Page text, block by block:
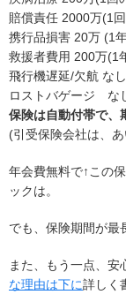
賠償責任 2000万(1
携行品損害 20万 (1
救援者費用 200万(1
飛行機遅延/欠航 なし
ロストバゲージ な
保険は自動付帯で、
(引受保険会社は、
年会費無料で↑この
ックは。
でも、保険期間が最
また、もう一点、安
な理由は下に詳しく